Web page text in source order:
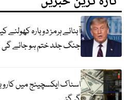
آبنائے ہرمز دوبارہ
جنگ جلد ختم ہو جائے گی
اسٹاک ایکسچینج میں